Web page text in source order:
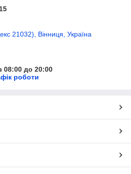
21032), Вінниця, Україна
08:00 до 20:00
роботи